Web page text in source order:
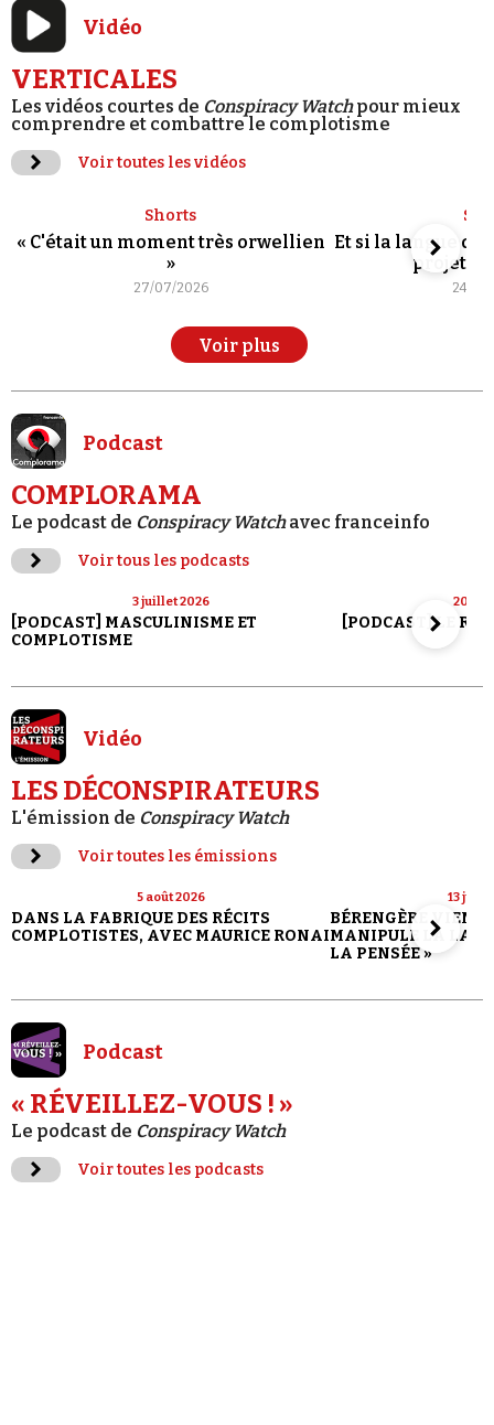
Vidéo
VERTICALES
Les vidéos courtes de Conspiracy Watchpour mieux
comprendre et combattre le complotisme
Voir toutes les vidéos
Shorts
« C'était un moment très orwellien
»
27/07/2026
Et si la langue de
projet
24/
Voir plus
Podcast
COMPLORAMA
Le podcast de Conspiracy Watchavec franceinfo
Voir tous les podcasts
3 juillet 2026
[PODCAST] MASCULINISME ET
COMPLOTISME
20
[PODCAST] LE
Vidéo
LES DÉCONSPIRATEURS
L'émission de Conspiracy Watch
Voir toutes les émissions
5 août 2026
DANS LA FABRIQUE DES RÉCITS
COMPLOTISTES, AVEC MAURICE RONAI
13
BÉRENGÈRE
MANIPULE LA
LA PENSÉE »
Podcast
« RÉVEILLEZ-VOUS ! »
Le podcast de Conspiracy Watch
Voir toutes les podcasts